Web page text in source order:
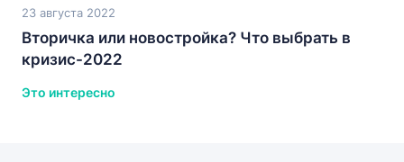
23 августа 2022
Вторичка или новостройка? Что выбрать в
кризис-2022
Это интересно